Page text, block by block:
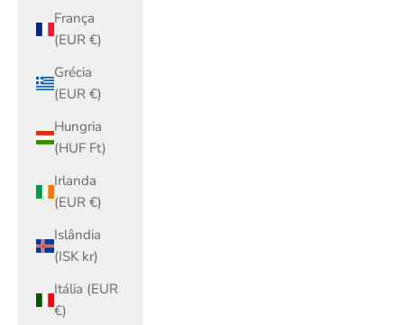
França
(EUR €)
Grécia
(EUR €)
Hungria
(HUF Ft)
Irlanda
(EUR €)
Islândia
(ISK kr)
Itália (EUR
€)